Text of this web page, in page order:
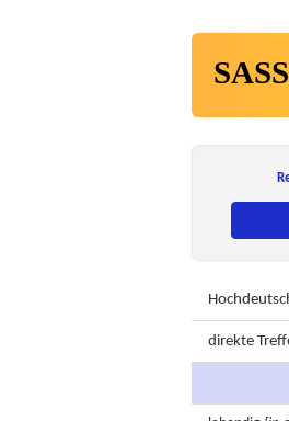
SASS
direkte